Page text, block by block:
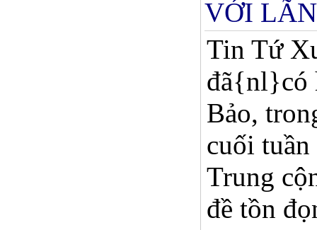
VỚI
Tin Tứ
đã{nl}có
Bảo,
cuối
Trung
đề tồn